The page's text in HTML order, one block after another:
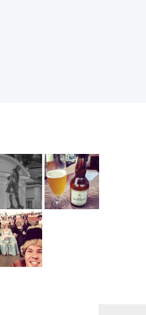
Apr 18 Jun 3
Maj 15